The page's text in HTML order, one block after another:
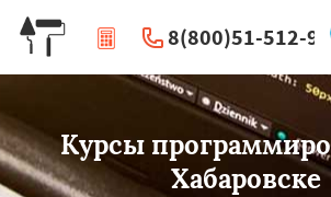
8(800)51-512-96
| Перезвоните
Курсы
Хабаровске